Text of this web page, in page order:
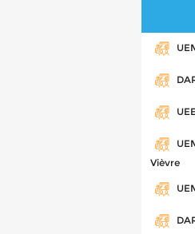
Vièvre